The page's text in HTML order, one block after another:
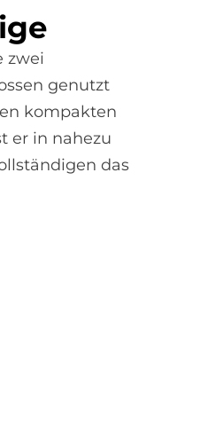
zwei
genutzt
kompakten
er in nahezu
das